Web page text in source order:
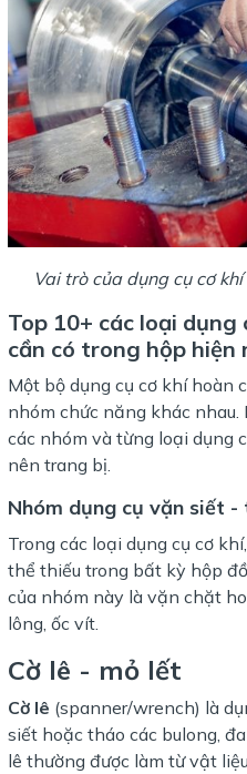
Vai trò của dụng cụ cơ
Top 10+ các loại dụng
cần có trong hộp hiện
Một bộ dụng cụ cơ khí hoàn
nhóm chức năng khác
các nhóm và từng loại dụng
nên trang bị.
Nhóm dụng cụ vặn siết
Trong các loại dụng cụ cơ
thể thiếu trong bất kỳ hộp
của nhóm này là vặn chặt
lông, ốc vít.
Cờ lê - mỏ lết
Cờ lê (spanner/wrench) là
siết hoặc tháo các bulong,
lê thường được làm từ vật